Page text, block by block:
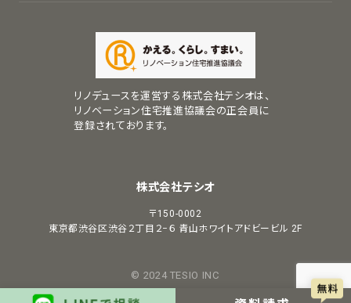
リノデュースを運営する株式会社テシオは、
リノベーション住宅推進協議会の正会員に
登録されております。
株式会社テシオ
〒150-0002
東京都渋谷区渋谷２丁目２−６ 青山ホワイトアドビービル 2F
© 2024 TESIO INC